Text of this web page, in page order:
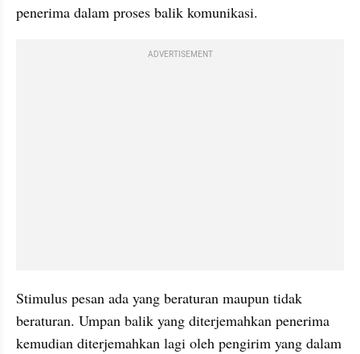
penerima dalam proses balik komunikasi.
ADVERTISEMENT
Stimulus pesan ada yang beraturan maupun tidak
beraturan. Umpan balik yang diterjemahkan penerima
kemudian diterjemahkan lagi oleh pengirim yang dalam